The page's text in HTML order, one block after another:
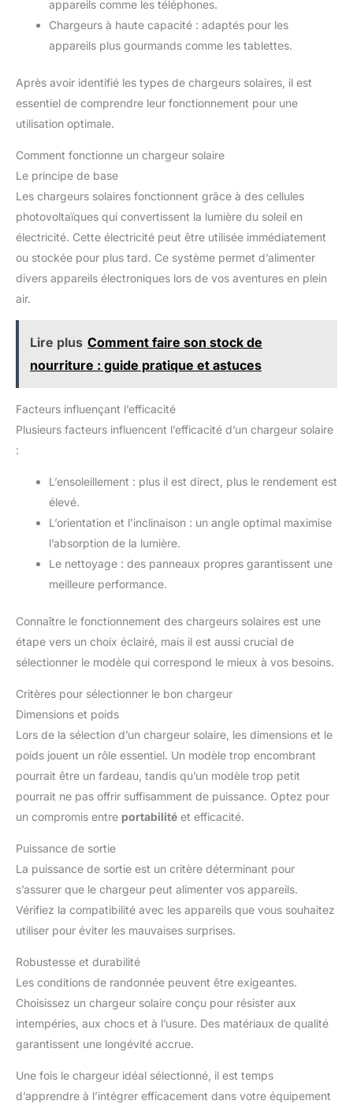
appareils comme les téléphones.
Chargeurs à haute capacité : adaptés pour les
appareils plus gourmands comme les tablettes.
Après avoir identifié les types de chargeurs solaires, il est
essentiel de comprendre leur fonctionnement pour une
utilisation optimale.
Comment fonctionne un chargeur solaire
Le principe de base
Les chargeurs solaires fonctionnent grâce à des cellules
photovoltaïques qui convertissent la lumière du soleil en
électricité. Cette électricité peut être utilisée immédiatement
ou stockée pour plus tard. Ce système permet d’alimenter
divers appareils électroniques lors de vos aventures en plein
air.
Lire plus Comment faire son stock de
nourriture : guide pratique et astuces
Facteurs influençant l’efficacité
Plusieurs facteurs influencent l’efficacité d’un chargeur solaire
:
L’ensoleillement : plus il est direct, plus le rendement est
élevé.
L’orientation et l’inclinaison : un angle optimal maximise
l’absorption de la lumière.
Le nettoyage : des panneaux propres garantissent une
meilleure performance.
Connaître le fonctionnement des chargeurs solaires est une
étape vers un choix éclairé, mais il est aussi crucial de
sélectionner le modèle qui correspond le mieux à vos besoins.
Critères pour sélectionner le bon chargeur
Dimensions et poids
Lors de la sélection d’un chargeur solaire, les dimensions et le
poids jouent un rôle essentiel. Un modèle trop encombrant
pourrait être un fardeau, tandis qu’un modèle trop petit
pourrait ne pas offrir suffisamment de puissance. Optez pour
un compromis entre portabilité et efficacité.
Puissance de sortie
La puissance de sortie est un critère déterminant pour
s’assurer que le chargeur peut alimenter vos appareils.
Vérifiez la compatibilité avec les appareils que vous souhaitez
utiliser pour éviter les mauvaises surprises.
Robustesse et durabilité
Les conditions de randonnée peuvent être exigeantes.
Choisissez un chargeur solaire conçu pour résister aux
intempéries, aux chocs et à l’usure. Des matériaux de qualité
garantissent une longévité accrue.
Une fois le chargeur idéal sélectionné, il est temps
d’apprendre à l’intégrer efficacement dans votre équipement